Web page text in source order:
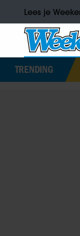
Lees je
TRENDINGPrinses